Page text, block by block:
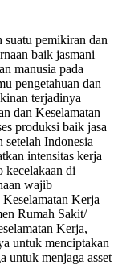
suatu pemikiran dan
baik jasmani
manusia pada
pengetahuan dan
terjadinya
dan Keselamatan
produksi baik jasa
setelah Indonesia
intensitas kerja
kecelakaan di
wajib
Keselamatan Kerja
Rumah Sakit/
Kerja,
untuk menciptakan
untuk menjaga asset